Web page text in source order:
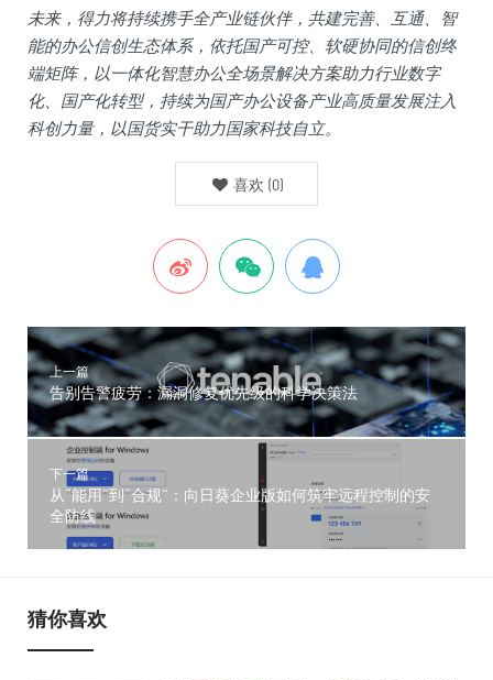
未来，得力将持续携手全产业链伙伴，共建完善、互通、智
能的办公信创生态体系，依托国产可控、软硬协同的信创终
端矩阵，以一体化智慧办公全场景解决方案助力行业数字
化、国产化转型，持续为国产办公设备产业高质量发展注入
科创力量，以国货实干助力国家科技自立。
喜欢 (0)
上一篇
告别告警疲劳：漏洞修复优先级的科学决策法
下一篇
从“能用”到“合规”：向日葵企业版如何筑牢远程控制的安
全防线
猜你喜欢